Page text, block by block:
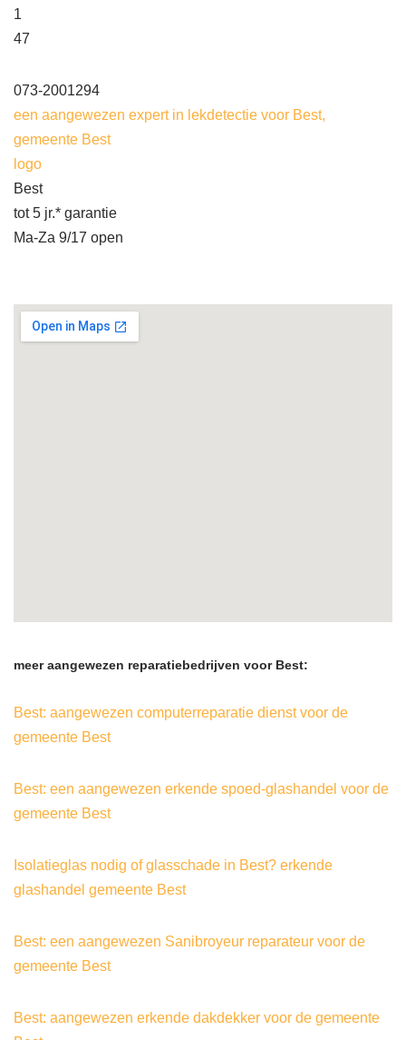
1
47
073-2001294
een aangewezen expert in lekdetectie voor Best,
gemeente Best
logo
Best
tot 5 jr.* garantie
Ma-Za 9/17 open
meer aangewezen reparatiebedrijven voor Best:
Best: aangewezen computerreparatie dienst voor de
gemeente Best
Best: een aangewezen erkende spoed-glashandel voor de
gemeente Best
Isolatieglas nodig of glasschade in Best? erkende
glashandel gemeente Best
Best: een aangewezen Sanibroyeur reparateur voor de
gemeente Best
Best: aangewezen erkende dakdekker voor de gemeente